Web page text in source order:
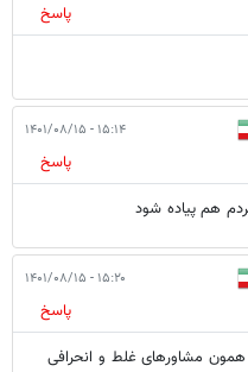
پاسخ
۱۵:۱۴ - ۱۴۰۱/۰۸/۱۵
پاسخ
هم پیاده شود
۱۵:۲۰ - ۱۴۰۱/۰۸/۱۵
پاسخ
مشاورهای غلط و انحرافی